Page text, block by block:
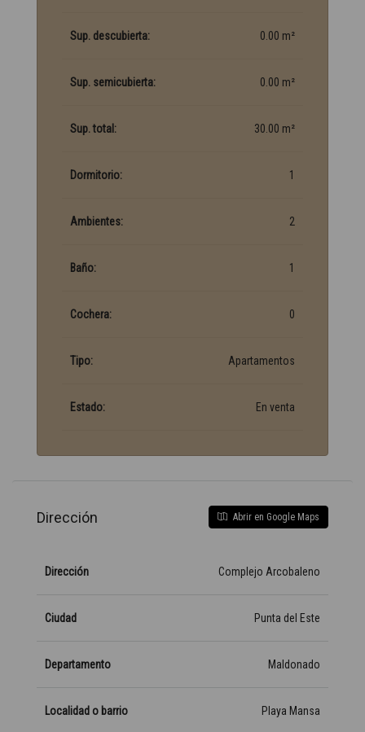
Sup. descubierta: 0.00 m²
Sup. semicubierta: 0.00 m²
Sup. total: 30.00 m²
Dormitorio: 1
Ambientes: 2
Baño: 1
Cochera: 0
Tipo: Apartamentos
Estado: En venta
Dirección Abrir en Google Maps
Dirección Complejo Arcobaleno
Ciudad Punta del Este
Departamento Maldonado
Localidad o barrio Playa Mansa